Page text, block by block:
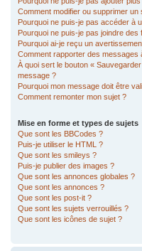
Comment modifier ou supprimer un
Pourquoi ne puis-je pas accéder à
Pourquoi ne puis-je pas joindre
Pourquoi ai-je reçu un
Comment rapporter des messages
À quoi sert le bouton «
message ?
Pourquoi mon message doit être
Comment remonter mon sujet ?
Mise en forme et types de sujets
Que sont les BBCodes ?
Puis-je utiliser le HTML ?
Que sont les smileys ?
Puis-je publier des images ?
Que sont les annonces globales ?
Que sont les annonces ?
Que sont les post-it ?
Que sont les sujets verrouillés ?
Que sont les icônes de sujet ?